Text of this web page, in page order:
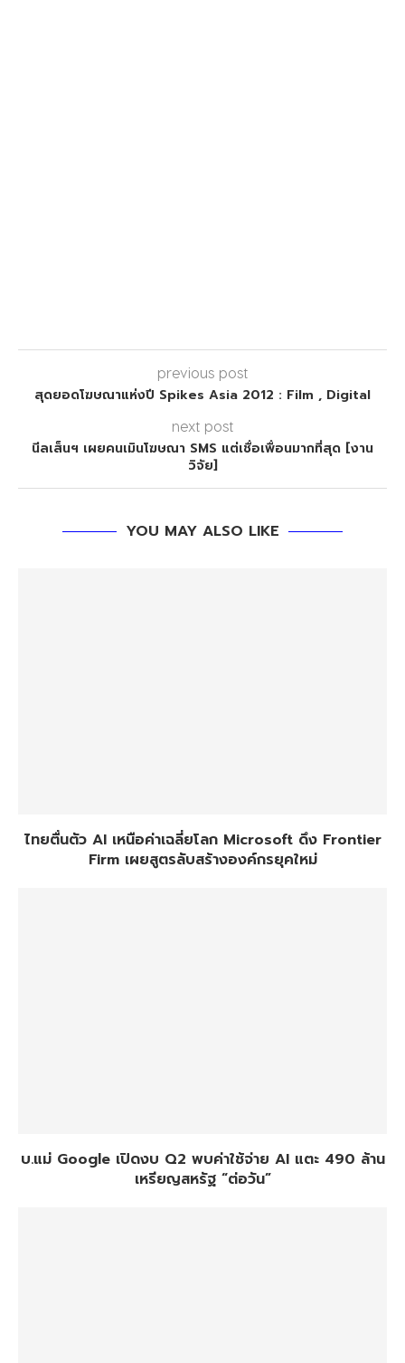
previous post
สุดยอดโฆษณาแห่งปี Spikes Asia 2012 : Film , Digital
next post
นีลเส็นฯ เผยคนเมินโฆษณา SMS แต่เชื่อเพื่อนมากที่สุด [งาน
วิจัย]
YOU MAY ALSO LIKE
ไทยตื่นตัว AI เหนือค่าเฉลี่ยโลก Microsoft ดึง Frontier
Firm เผยสูตรลับสร้างองค์กรยุคใหม่
บ.แม่ Google เปิดงบ Q2 พบค่าใช้จ่าย AI แตะ 490 ล้าน
เหรียญสหรัฐ “ต่อวัน”